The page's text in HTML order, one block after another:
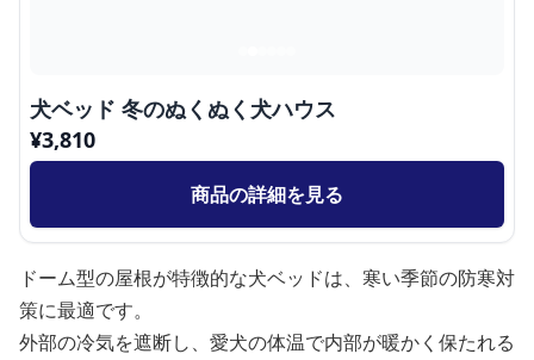
犬ベッド 冬のぬくぬく犬ハウス
¥3,810
商品の詳細を見る
ドーム型の屋根が特徴的な犬ベッドは、寒い季節の防寒対
策に最適です。
外部の冷気を遮断し、愛犬の体温で内部が暖かく保たれる